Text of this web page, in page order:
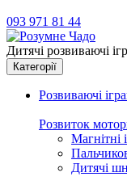
093 971 81 44
Дитячі розвиваючі
Категорії
Розвиваючі
Розвиток
Магнітні
Дитячі